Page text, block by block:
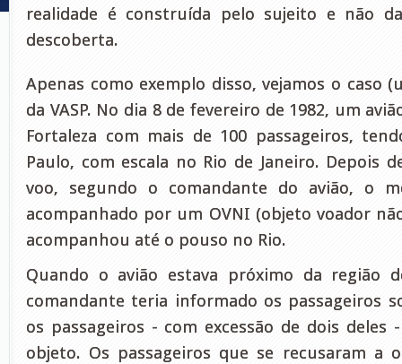
realidade é construída pelo sujeito e não
descoberta.
Apenas como exemplo disso, vejamos o caso
da VASP. No dia 8 de fevereiro de 1982, um
Fortaleza com mais de 100 passageiros,
Paulo, com escala no Rio de Janeiro. Depois
voo, segundo o comandante do avião, o
acompanhado por um OVNI (objeto voador
acompanhou até o pouso no Rio.
Quando o avião estava próximo da região
comandante teria informado os passageiros
os passageiros - com excessão de dois deles
objeto. Os passageiros que se recusaram a